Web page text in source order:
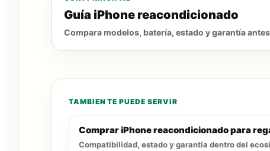
Guía iPhone reacondicionado
Compara modelos, batería, estado y garantía
TAMBIEN TE PUEDE SERVIR
Comprar iPhone reacondicionado para
Compatibilidad, estado y garantía dentro del